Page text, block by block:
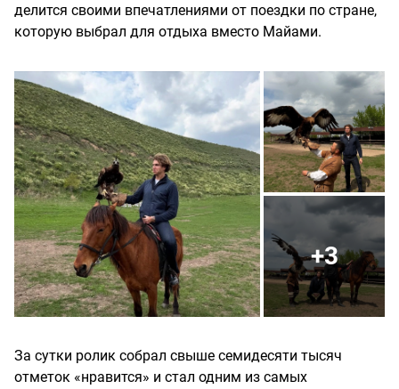
делится своими впечатлениями от поездки по стране,
которую выбрал для отдыха вместо Майами.
+3
За сутки ролик собрал свыше семидесяти тысяч
отметок «нравится» и стал одним из самых